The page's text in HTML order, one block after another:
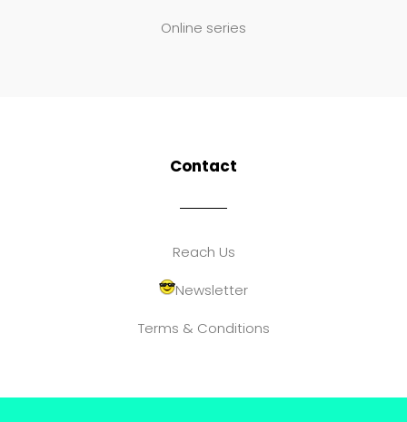
Online series
Contact
Reach Us
Newsletter
Terms & Conditions